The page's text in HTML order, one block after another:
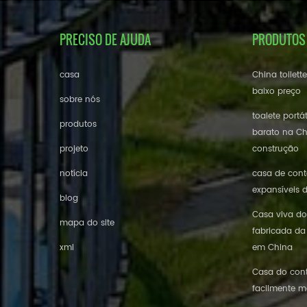
PRECISO DE AJUDA
casa
sobre nós
produtos
projeto
notícia
blog
mapa do site
xml
China
baixo preço
toalete
barato na
construção
casa de
expansíveis
Casa viva
fabricada
em China
Casa do
facilmente